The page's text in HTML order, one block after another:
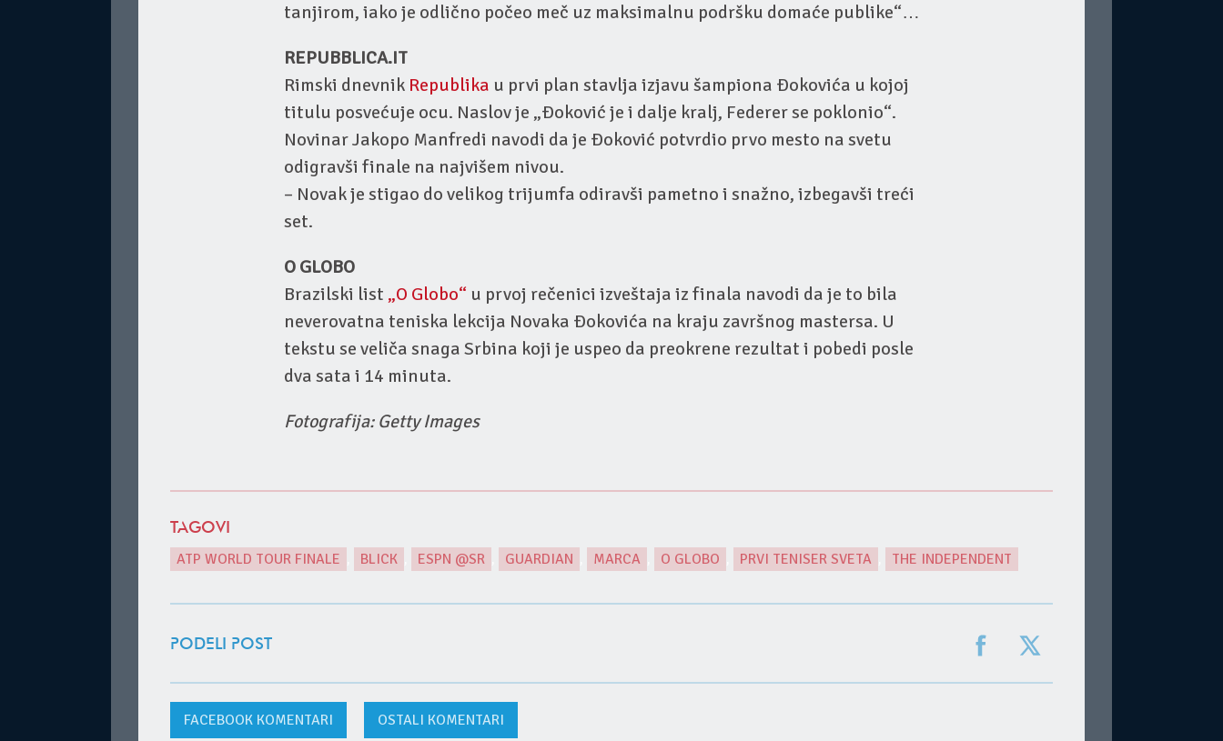
tanjirom, iako je odlično počeo meč uz maksimalnu podršku domaće publike“…
REPUBBLICA.IT
Rimski dnevnik Republika u prvi plan stavlja izjavu šampiona Đokovića u kojoj
titulu posvećuje ocu. Naslov je „Đoković je i dalje kralj, Federer se poklonio“.
Novinar Jakopo Manfredi navodi da je Đoković potvrdio prvo mesto na svetu
odigravši finale na najvišem nivou.
– Novak je stigao do velikog trijumfa odiravši pametno i snažno, izbegavši treći
set.
O GLOBO
Brazilski list „O Globo“ u prvoj rečenici izveštaja iz finala navodi da je to bila
neverovatna teniska lekcija Novaka Đokovića na kraju završnog mastersa. U
tekstu se veliča snaga Srbina koji je uspeo da preokrene rezultat i pobedi posle
dva sata i 14 minuta.
Fotografija: Getty Images
TAGOVI
ATP WORLD TOUR FINALE BLICK ESPN @SR GUARDIAN MARCA O GLOBO PRVI TENISER SVETA THE INDEPENDENT
PODELI POST
FACEBOOK KOMENTARI OSTALI KOMENTARI